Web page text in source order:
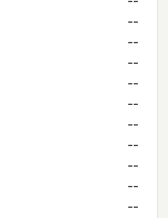
--
--
--
--
--
--
--
--
--
--